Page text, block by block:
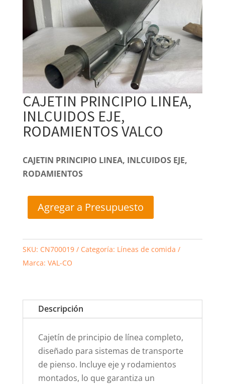
CAJETIN PRINCIPIO LINEA,
INLCUIDOS EJE,
RODAMIENTOS VALCO
CAJETIN PRINCIPIO LINEA, INLCUIDOS EJE,
RODAMIENTOS
Agregar a Presupuesto
SKU: CN700019 Categoría: Líneas de comida
Marca: VAL-CO
Descripción
Cajetín de principio de línea completo,
diseñado para sistemas de transporte
de pienso. Incluye eje y rodamientos
montados, lo que garantiza un